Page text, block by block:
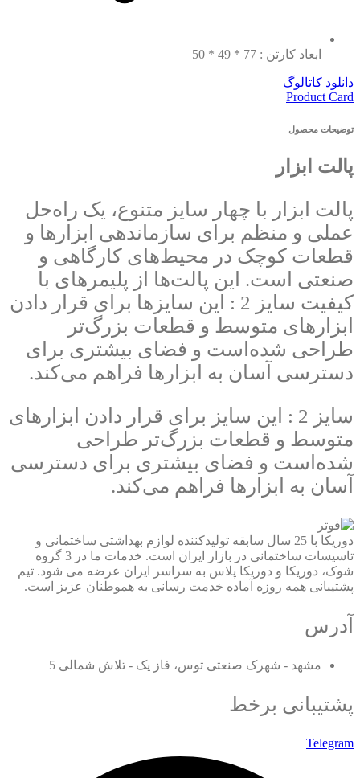
ابعاد کارتن : 77 * 49 * 50
دانلود کاتالوگ
Product Card
توضیحات محصول
پالت ابزار
پالت ابزار با چهار سایز متنوع، یک راه‌حل
عملی و منظم برای سازماندهی ابزارها و
قطعات کوچک در محیط‌های کارگاهی و
صنعتی است. این پالت‌ها از پلیمرهای با
کیفیت سایز 2 : این سایزها برای قرار دادن
ابزارهای متوسط و قطعات بزرگ‌تر
طراحی شده‌است و فضای بیشتری برای
دسترسی آسان به ابزارها فراهم می‌کند.
سایز 2 : این سایز برای قرار دادن ابزارهای
متوسط و قطعات بزرگ‌تر طراحی
شده‌است و فضای بیشتری برای دسترسی
آسان به ابزارها فراهم می‌کند.
دوریکا با 25 سال سابقه تولیدکننده لوازم بهداشتی ساختمانی و
تاسیسات ساختمانی در بازار ایران است. خدمات ما در 3 گروه
شوک، دوریکا و دوریکا پلاس به سراسر ایران عرضه می شود. تیم
پشتیبانی همه روزه آماده خدمت رسانی به هموطنان عزیز است.
آدرس
مشهد - شهرک صنعتی توس، فاز یک - تلاش شمالی 5
پشتیبانی برخط
Telegram